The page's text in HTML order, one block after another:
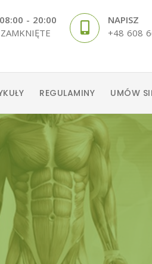
- 20:00
NAPISZ
+48 608
REGULAMINY UMÓW